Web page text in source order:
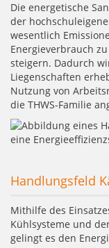
Die energetische
der
wesentlich
Energieverbrauch
steigern. Dadurch
Liegenschaften
Nutzung von
die THWS-Familie
Handlungsfeld
Mithilfe des
Kühlsysteme und
gelingt es den